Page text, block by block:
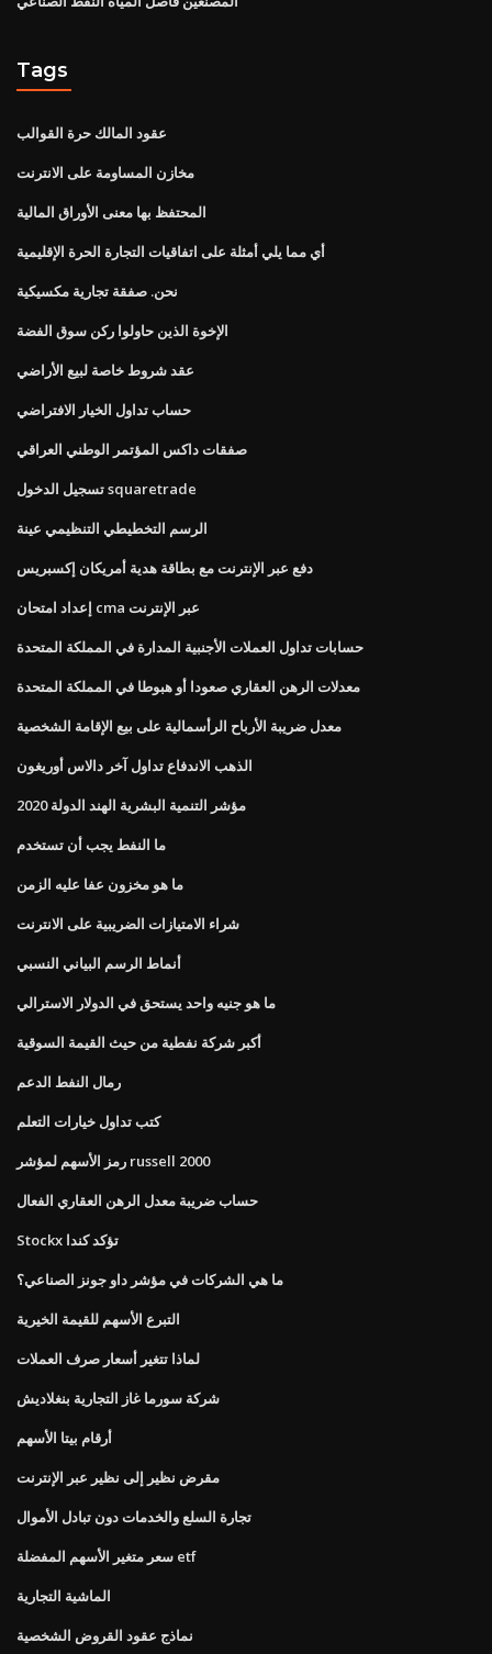
Tags
عقود المالك حرة القوالب
مخازن المساومة على الانترنت
المحتفظ بها معنى الأوراق المالية
أي مما يلي أمثلة على اتفاقيات التجارة الحرة الإقليمية
نحن. صفقة تجارية مكسيكية
الإخوة الذين حاولوا ركن سوق الفضة
عقد شروط خاصة لبيع الأراضي
حساب تداول الخيار الافتراضي
صفقات داكس المؤتمر الوطني العراقي
تسجيل الدخول squaretrade
الرسم التخطيطي التنظيمي عينة
دفع عبر الإنترنت مع بطاقة هدية أمريكان إكسبريس
إعداد امتحان cma عبر الإنترنت
حسابات تداول العملات الأجنبية المدارة في المملكة المتحدة
معدلات الرهن العقاري صعودا أو هبوطا في المملكة المتحدة
معدل ضريبة الأرباح الرأسمالية على بيع الإقامة الشخصية
الذهب الاندفاع تداول آخر دالاس أوريغون
مؤشر التنمية البشرية الهند الدولة 2020
ما النفط يجب أن تستخدم
ما هو مخزون عفا عليه الزمن
شراء الامتيازات الضريبية على الانترنت
أنماط الرسم البياني النسبي
ما هو جنيه واحد يستحق في الدولار الاسترالي
أكبر شركة نفطية من حيث القيمة السوقية
رمال النفط الدعم
كتب تداول خيارات التعلم
رمز الأسهم لمؤشر russell 2000
حساب ضريبة معدل الرهن العقاري الفعال
Stockx تؤكد كندا
ما هي الشركات في مؤشر داو جونز الصناعي؟
التبرع الأسهم للقيمة الخيرية
لماذا تتغير أسعار صرف العملات
شركة سورما غاز التجارية بنغلاديش
أرقام بيتا الأسهم
مقرض نظير إلى نظير عبر الإنترنت
تجارة السلع والخدمات دون تبادل الأموال
سعر متغير الأسهم المفضلة etf
الماشية التجارية
نماذج عقود القروض الشخصية